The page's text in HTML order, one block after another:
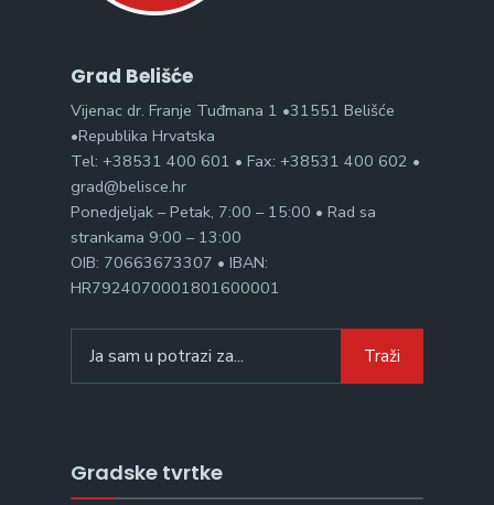
Grad Belišće
Vijenac dr. Franje Tuđmana 1 •31551 Belišće
•Republika Hrvatska
Tel: +38531 400 601 • Fax: +38531 400 602 •
grad@belisce.hr
Ponedjeljak – Petak, 7:00 – 15:00 • Rad sa
strankama 9:00 – 13:00
OIB: 70663673307 • IBAN:
HR7924070001801600001
for:
Traži
Gradske tvrtke